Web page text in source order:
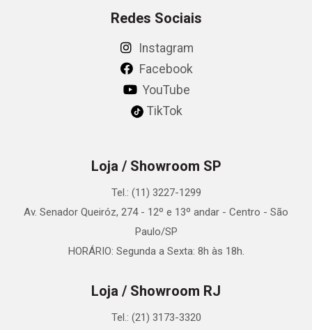
Redes Sociais
Instagram
Facebook
YouTube
TikTok
Loja / Showroom SP
Tel.: (11) 3227-1299
Av. Senador Queiróz, 274 - 12º e 13º andar - Centro - São
Paulo/SP
HORÁRIO: Segunda a Sexta: 8h às 18h.
Loja / Showroom RJ
Tel.: (21) 3173-3320